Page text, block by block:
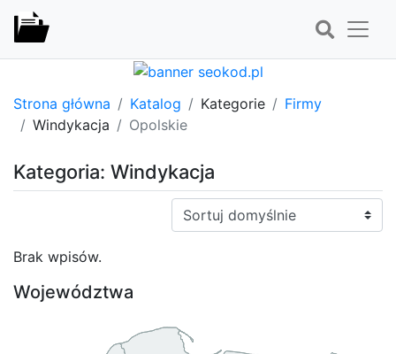
Strona główna Katalog Kategorie
Firmy
Windykacja
Opolskie
Kategoria: Windykacja
Sortuj:
Brak wpisów.
Województwa